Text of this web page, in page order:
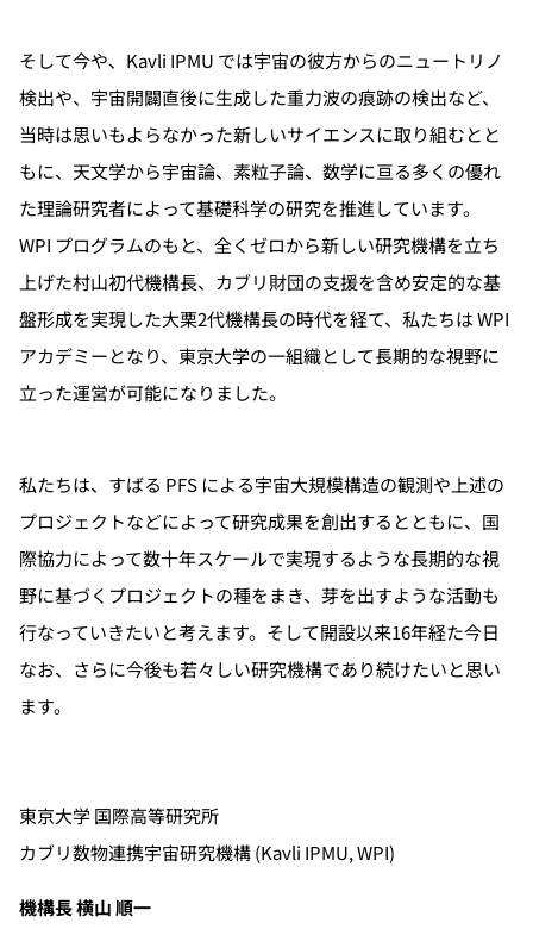
そして今や、Kavli IPMU では宇宙の彼方からのニュートリノ
検出や、宇宙開闢直後に生成した重力波の痕跡の検出など、
当時は思いもよらなかった新しいサイエンスに取り組むとと
もに、天文学から宇宙論、素粒子論、数学に亘る多くの優れ
た理論研究者によって基礎科学の研究を推進しています。
WPI プログラムのもと、全くゼロから新しい研究機構を立ち
上げた村山初代機構長、カブリ財団の支援を含め安定的な基
盤形成を実現した大栗2代機構長の時代を経て、私たちは WPI
アカデミーとなり、東京大学の一組織として長期的な視野に
立った運営が可能になりました。
私たちは、すばる PFS による宇宙大規模構造の観測や上述の
プロジェクトなどによって研究成果を創出するとともに、国
際協力によって数十年スケールで実現するような長期的な視
野に基づくプロジェクトの種をまき、芽を出すような活動も
行なっていきたいと考えます。そして開設以来16年経た今日
なお、さらに今後も若々しい研究機構であり続けたいと思い
ます。
東京大学 国際高等研究所
カブリ数物連携宇宙研究機構 (Kavli IPMU, WPI)
機構長 横山 順一